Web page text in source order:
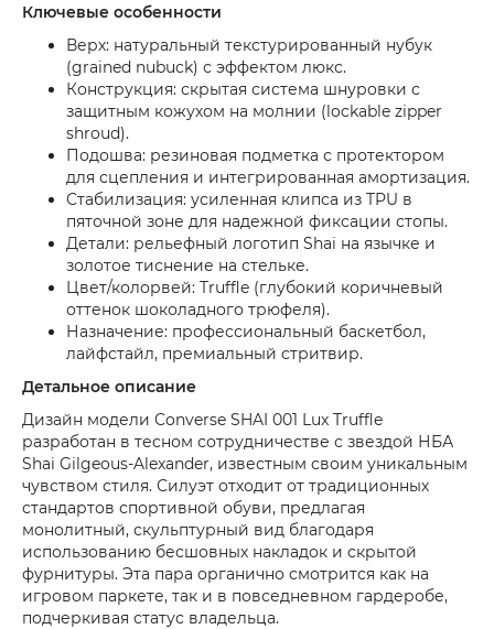
Ключевые особенности
Верх: натуральный текстурированный нубук
(grained nubuck) с эффектом люкс.
Конструкция: скрытая система шнуровки с
защитным кожухом на молнии (lockable zipper
shroud).
Подошва: резиновая подметка с протектором
для сцепления и интегрированная амортизация.
Стабилизация: усиленная клипса из TPU в
пяточной зоне для надежной фиксации стопы.
Детали: рельефный логотип Shai на язычке и
золотое тиснение на стельке.
Цвет/колорвей: Truffle (глубокий коричневый
оттенок шоколадного трюфеля).
Назначение: профессиональный баскетбол,
лайфстайл, премиальный стритвир.
Детальное описание
Дизайн модели Converse SHAI 001 Lux Truffle
разработан в тесном сотрудничестве с звездой НБА
Shai Gilgeous-Alexander, известным своим уникальным
чувством стиля. Силуэт отходит от традиционных
стандартов спортивной обуви, предлагая
монолитный, скульптурный вид благодаря
использованию бесшовных накладок и скрытой
фурнитуры. Эта пара органично смотрится как на
игровом паркете, так и в повседневном гардеробе,
подчеркивая статус владельца.